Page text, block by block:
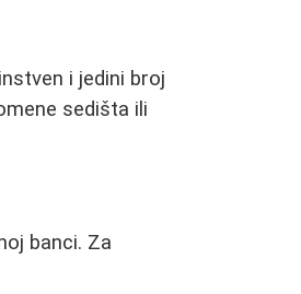
i jedini broj
sedišta ili
banci. Za